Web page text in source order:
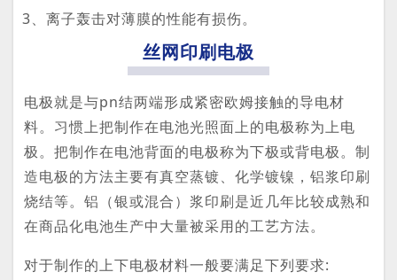
3、离子轰击对薄膜的性能有损伤。
丝网印刷电极
电极就是与pn结两端形成紧密欧姆接触的导电材
料。习惯上把制作在电池光照面上的电极称为上电
极。把制作在电池背面的电极称为下极或背电极。制
造电极的方法主要有真空蒸镀、化学镀镍，铝浆印刷
烧结等。铝（银或混合）浆印刷是近几年比较成熟和
在商品化电池生产中大量被采用的工艺方法。
对于制作的上下电极材料一般要满足下列要求: